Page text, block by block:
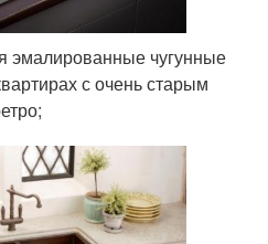
эмалированные чугунные
с очень старым